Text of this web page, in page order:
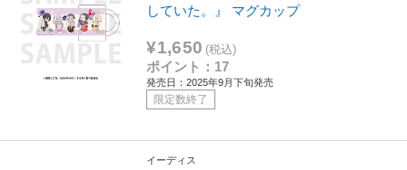
していた。』 マグカップ
¥1,650 (税込)
ポイント：17
発売日：2025年9月下旬発売
限定数終了
イーディス